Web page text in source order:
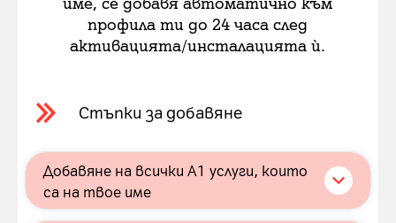
профила ти до 24 часа след
активацията/инсталацията ѝ.
Стъпки за добавяне
Добавяне на всички А1 услуги, които
са на твое име